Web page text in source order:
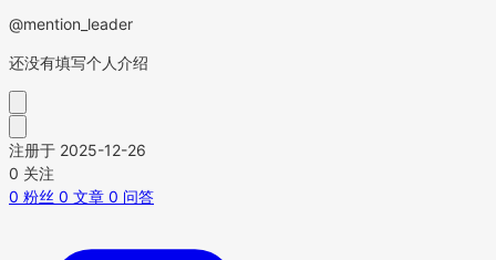
@mention_leader
还没有填写个人介绍
注册于 2025-12-26
0 关注
0 粉丝 0 文章 0 问答